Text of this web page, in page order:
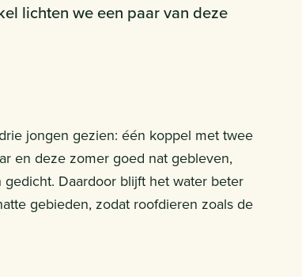
lichten we een paar van deze
jongen gezien: één koppel met twee
en deze zomer goed nat gebleven,
Daardoor blijft het water beter
gebieden, zodat roofdieren zoals de